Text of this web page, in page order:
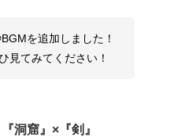
を追加しました！
見てみてください！
洞窟』×『剣』